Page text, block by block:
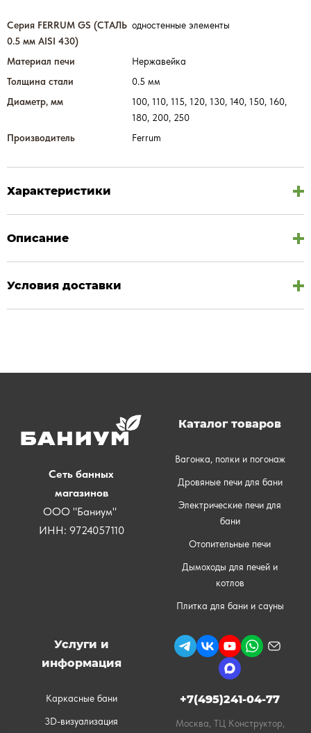
Серия FERRUM GS (СТАЛЬ
0.5 мм AISI 430)
одностенные элементы
Материал печи
Нержавейка
Толщина стали
0.5 мм
Диаметр, мм
100, 110, 115, 120, 130, 140, 150, 160,
180, 200, 250
Производитель
Ferrum
Характеристики
Описание
Условия доставки
Сеть банных
магазинов
ООО "Баниум"
ИНН: 9724057110
Каталог товаров
Вагонка, полки и погонаж
Дровяные печи для бани
Электрические печи для
бани
Отопительные печи
Дымоходы для печей и
котлов
Плитка для бани и сауны
Услуги и
информация
Каркасные бани
3D-визуализация
+7(495)241-04-77
Москва, ТЦ Конструктор,